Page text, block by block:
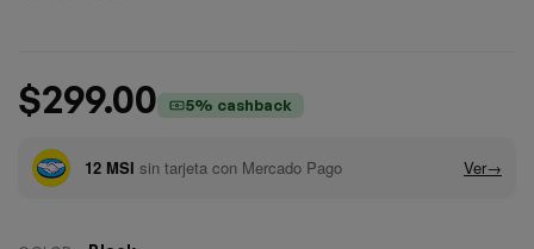
$299.00 5% cashback